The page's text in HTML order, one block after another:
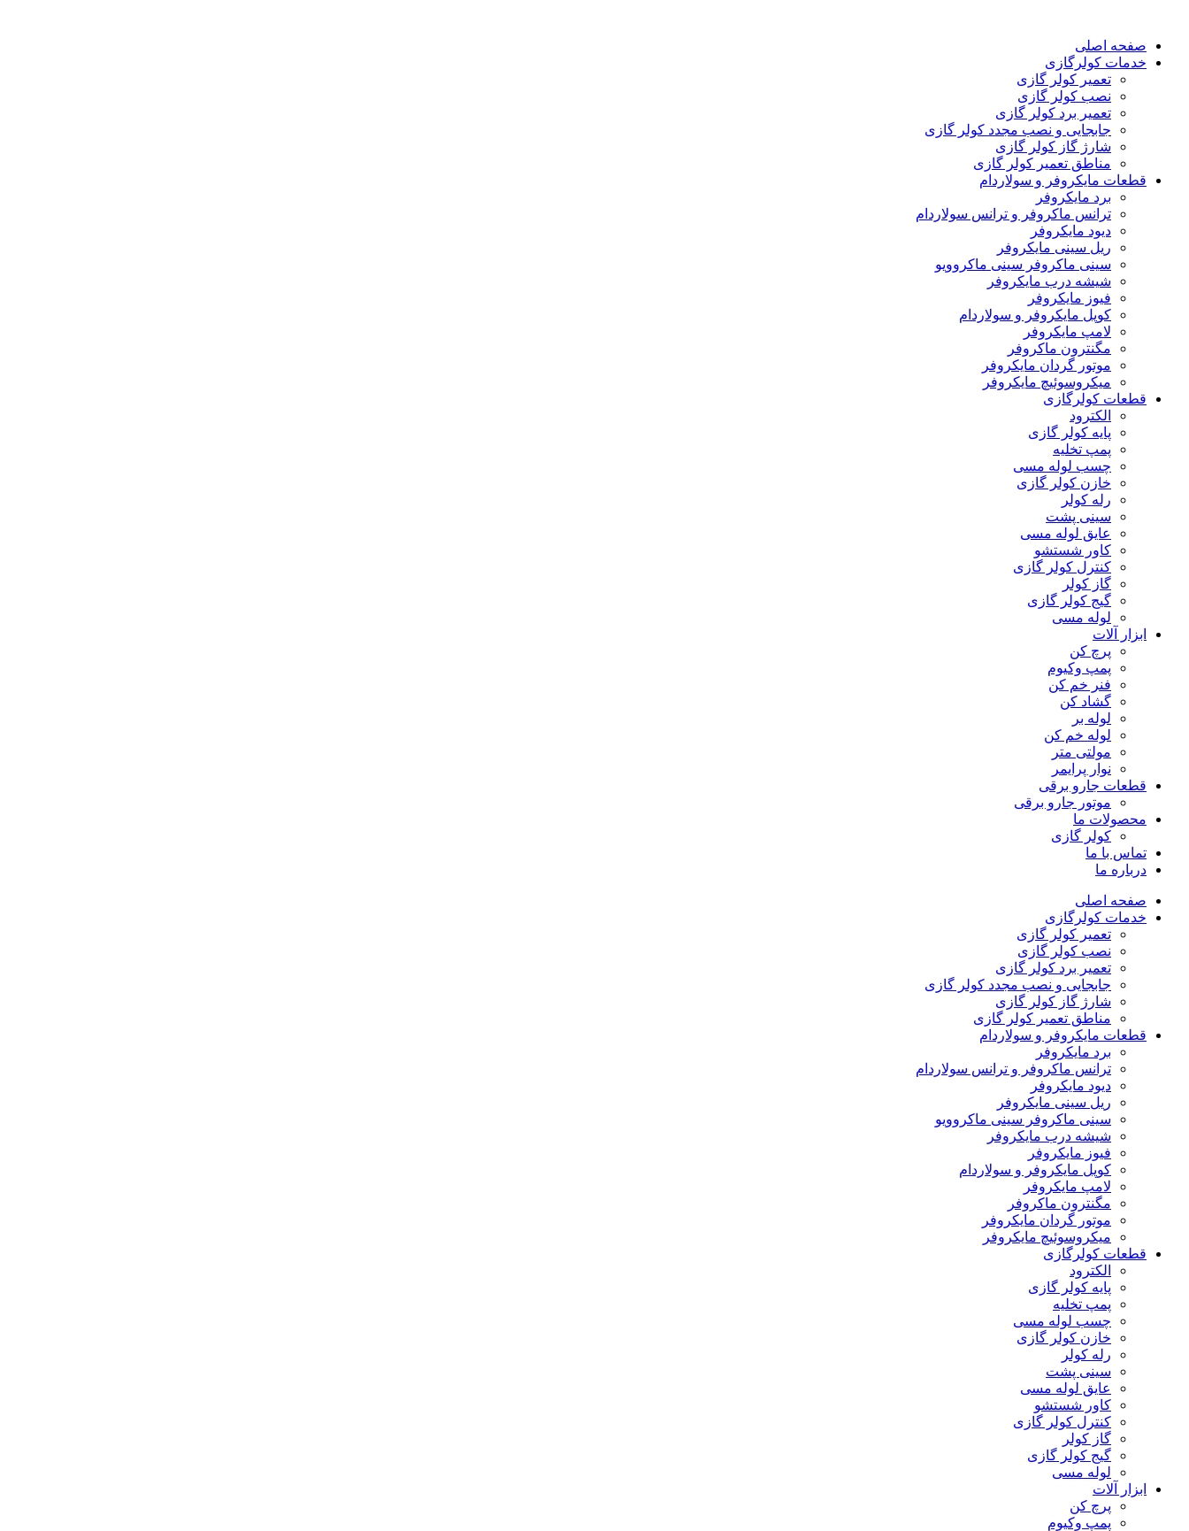
صفحه اصلی
خدمات کولرگازی
تعمیر کولر گازی
نصب کولر گازی
تعمیر برد کولر گازی
جابجایی و نصب مجدد کولر گازی
شارژ گاز کولر گازی
مناطق تعمیر کولر گازی
قطعات مایکروفر و سولاردام
برد مایکروفر
ترانس ماکروفر و ترانس سولاردام
دیود مایکروفر
ریل سینی مایکروفر
سینی ماکروفر سینی ماکروویو
شیشه درب مایکروفر
فیوز مایکروفر
کوپل مایکروفر و سولاردام
لامپ مایکروفر
مگنترون ماکروفر
موتور گردان مایکروفر
میکروسوئیچ مایکروفر
قطعات کولرگازی
الکترود
پایه کولر گازی
پمپ تخلیه
چسب لوله مسی
خازن کولر گازی
رله کولر
سینی پشت
عایق لوله مسی
کاور شستشو
کنترل کولر گازی
گاز کولر
گیج کولر گازی
لوله مسی
ابزار آلات
پرچ کن
پمپ وکیوم
فنر خم کن
گشاد کن
لوله بر
لوله خم کن
مولتی متر
نوار پرایمر
قطعات جارو برقی
موتور جارو برقی
محصولات ما
کولر گازی
تماس با ما
درباره ما
صفحه اصلی
خدمات کولرگازی
تعمیر کولر گازی
نصب کولر گازی
تعمیر برد کولر گازی
جابجایی و نصب مجدد کولر گازی
شارژ گاز کولر گازی
مناطق تعمیر کولر گازی
قطعات مایکروفر و سولاردام
برد مایکروفر
ترانس ماکروفر و ترانس سولاردام
دیود مایکروفر
ریل سینی مایکروفر
سینی ماکروفر سینی ماکروویو
شیشه درب مایکروفر
فیوز مایکروفر
کوپل مایکروفر و سولاردام
لامپ مایکروفر
مگنترون ماکروفر
موتور گردان مایکروفر
میکروسوئیچ مایکروفر
قطعات کولرگازی
الکترود
پایه کولر گازی
پمپ تخلیه
چسب لوله مسی
خازن کولر گازی
رله کولر
سینی پشت
عایق لوله مسی
کاور شستشو
کنترل کولر گازی
گاز کولر
گیج کولر گازی
لوله مسی
ابزار آلات
پرچ کن
پمپ وکیوم